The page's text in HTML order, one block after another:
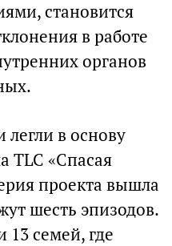
становится
в работе
органов
легли в основу
TLC «Спасая
проекта вышла
шесть эпизодов.
13 семей, где